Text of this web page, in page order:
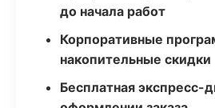
до начала работ
Корпоративные
накопительные скидки
Бесплатная экспресс-